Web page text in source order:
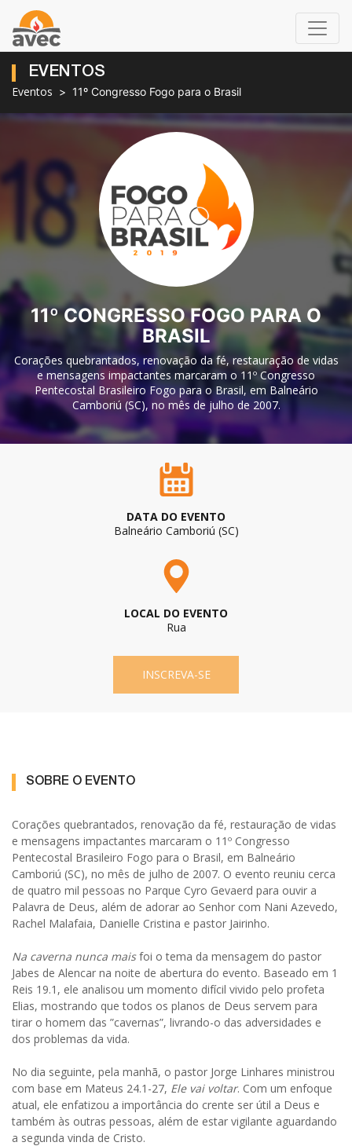
EVENTOS
Eventos 11º Congresso Fogo para o Brasil
11º CONGRESSO FOGO PARA O
BRASIL
Corações quebrantados, renovação da fé, restauração de vidas
e mensagens impactantes marcaram o 11º Congresso
Pentecostal Brasileiro Fogo para o Brasil, em Balneário
Camboriú (SC), no mês de julho de 2007.
DATA DO EVENTO
Balneário Camboriú (SC)
LOCAL DO EVENTO
Rua
INSCREVA-SE
SOBRE O EVENTO
Corações quebrantados, renovação da fé, restauração de vidas
e mensagens impactantes marcaram o 11º Congresso
Pentecostal Brasileiro Fogo para o Brasil, em Balneário
Camboriú (SC), no mês de julho de 2007. O evento reuniu cerca
de quatro mil pessoas no Parque Cyro Gevaerd para ouvir a
Palavra de Deus, além de adorar ao Senhor com Nani Azevedo,
Rachel Malafaia, Danielle Cristina e pastor Jairinho.
Na caverna nunca maisfoi o tema da mensagem do pastor
Jabes de Alencar na noite de abertura do evento. Baseado em 1
Reis 19.1, ele analisou um momento difícil vivido pelo profeta
Elias, mostrando que todos os planos de Deus servem para
tirar o homem das ”cavernas”, livrando-o das adversidades e
dos problemas da vida.
No dia seguinte, pela manhã, o pastor Jorge Linhares ministrou
com base em Mateus 24.1-27, Ele vai voltar. Com um enfoque
atual, ele enfatizou a importância do crente ser útil a Deus e
também às outras pessoas, além de estar vigilante aguardando
a segunda vinda de Cristo.